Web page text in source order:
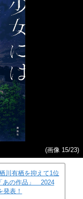
(画像 15/23)
川有栖を抑えて1位
あの作品」 2024
表！